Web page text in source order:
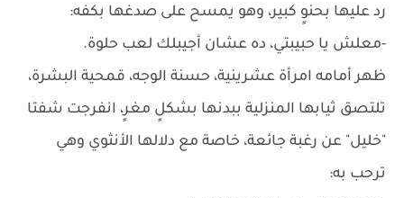
رد عليها بحنوٍ كبير، وهو يمسح على صدغها بكفه:
-معلش يا حبيبتي، ده عشان أجيبلك لعب حلوة.
ظهر أمامه امرأة عشرينية، حسنة الوجه، قمحية البشرة،
تلتصق ثيابها المنزلية ببدنها بشكلٍ مغرٍ، انفرجت شفتا
"خليل" عن رغبة جائعة، خاصة مع دلالها الأنثوي وهي
ترحب به: